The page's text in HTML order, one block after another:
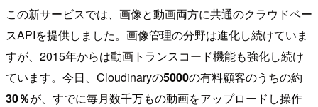
この新サービスでは、画像と動画両方に共通のクラウドベー
スAPIを提供しました。画像管理の分野は進化し続けていま
すが、2015年からは動画トランスコード機能も強化し続け
ています。今日、Cloudinaryの5000の有料顧客のうちの約
30％が、すでに毎月数千万もの動画をアップロードし操作